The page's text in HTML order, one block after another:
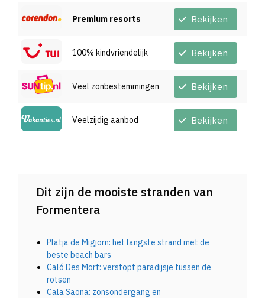
Premium resorts Bekijken
100% kindvriendelijk Bekijken
Veel zonbestemmingen Bekijken
Veelzijdig aanbod Bekijken
Dit zijn de mooiste stranden van
Formentera
Platja de Migjorn: het langste strand met de
beste beach bars
Caló Des Mort: verstopt paradijsje tussen de
rotsen
Cala Saona: zonsondergang en